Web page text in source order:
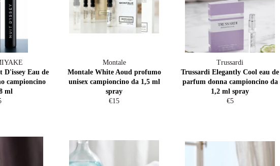
D'issey Eau de
campioncino
ml
Montale
Montale White Aoud profumo
unisex campioncino da 1,5 ml
spray
Regular
€15
Trussardi
Trussardi Elegantly Cool eau de
parfum donna campioncino da
1,2 ml spray
Regular
€5